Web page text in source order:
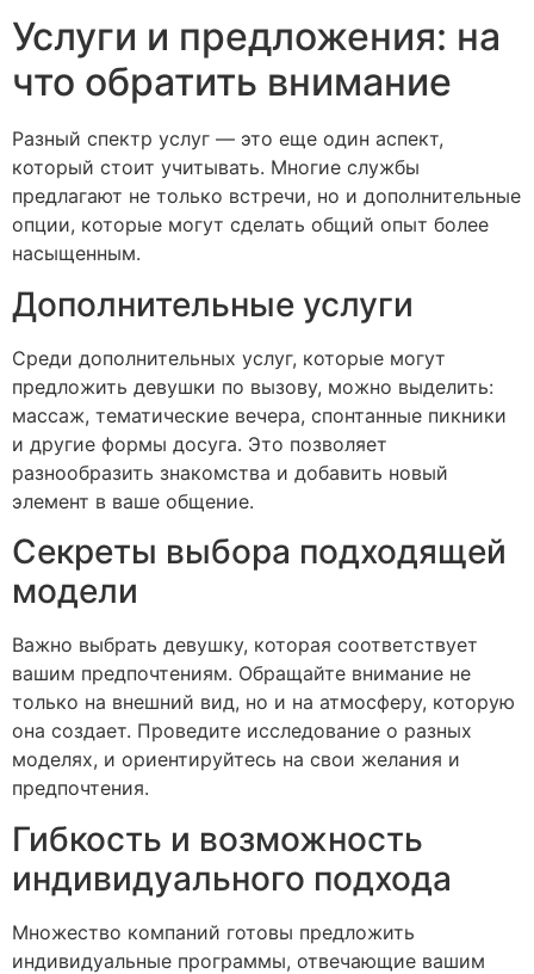
Услуги и предложения: на
что обратить внимание
Разный спектр услуг — это еще один аспект,
который стоит учитывать. Многие службы
предлагают не только встречи, но и дополнительные
опции, которые могут сделать общий опыт более
насыщенным.
Дополнительные услуги
Среди дополнительных услуг, которые могут
предложить девушки по вызову, можно выделить:
массаж, тематические вечера, спонтанные пикники
и другие формы досуга. Это позволяет
разнообразить знакомства и добавить новый
элемент в ваше общение.
Секреты выбора подходящей
модели
Важно выбрать девушку, которая соответствует
вашим предпочтениям. Обращайте внимание не
только на внешний вид, но и на атмосферу, которую
она создает. Проведите исследование о разных
моделях, и ориентируйтесь на свои желания и
предпочтения.
Гибкость и возможность
индивидуального подхода
Множество компаний готовы предложить
индивидуальные программы, отвечающие вашим